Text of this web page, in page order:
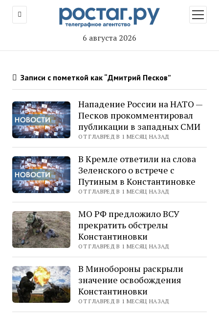
6 августа 2026
меню
Записи с пометкой как “Дмитрий Песков”
Нападение России на НАТО —
Песков прокомментировал
публикации в западных СМИ
ОТ ГЛАВРЕД В 1 МЕСЯЦ НАЗАД
В Кремле ответили на слова
Зеленского о встрече с
Путиным в Константиновке
ОТ ГЛАВРЕД В 1 МЕСЯЦ НАЗАД
МО РФ предложило ВСУ
прекратить обстрелы
Константиновки
ОТ ГЛАВРЕД В 1 МЕСЯЦ НАЗАД
В Минобороны раскрыли
значение освобождения
Константиновки
ОТ ГЛАВРЕД В 1 МЕСЯЦ НАЗАД